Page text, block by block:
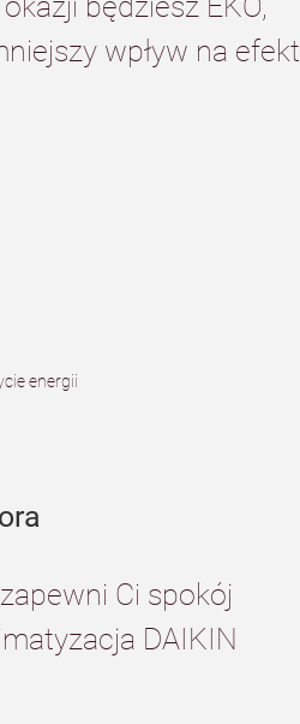
wpływ na efekt
energii
Ci spokój
DAIKIN